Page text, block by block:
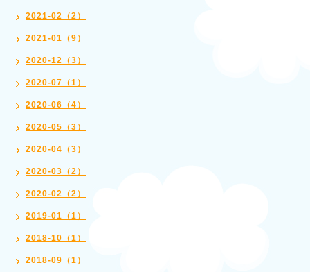
2021-02（2）
2021-01（9）
2020-12（3）
2020-07（1）
2020-06（4）
2020-05（3）
2020-04（3）
2020-03（2）
2020-02（2）
2019-01（1）
2018-10（1）
2018-09（1）